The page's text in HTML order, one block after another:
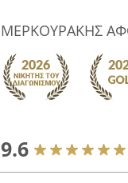
ΜΕΡΚΟΥΡΑΚΗΣ
9.6